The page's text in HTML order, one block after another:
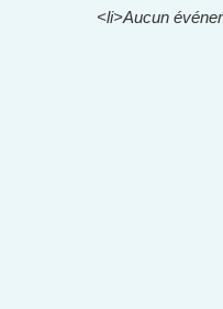
<li>Aucun